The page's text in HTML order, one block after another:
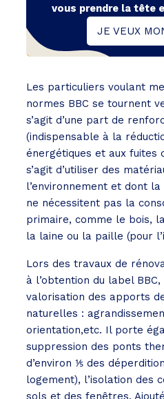
vous prendre la tête
JE VEUX
Les particuliers voulant
normes BBC se tournent
s’agit d’une part de
(indispensable à la
énergétiques et aux fuites
s’agit d’utiliser des
l’environnement et dont
ne nécessitent pas la
primaire, comme le bois,
la laine ou la paille (pour
Lors des travaux de
à l’obtention du label
valorisation des apports
naturelles :
orientation,etc. Il porte
suppression des ponts
d’environ ⅕ des
logement), l’isolation des
sols et des fenêtres.